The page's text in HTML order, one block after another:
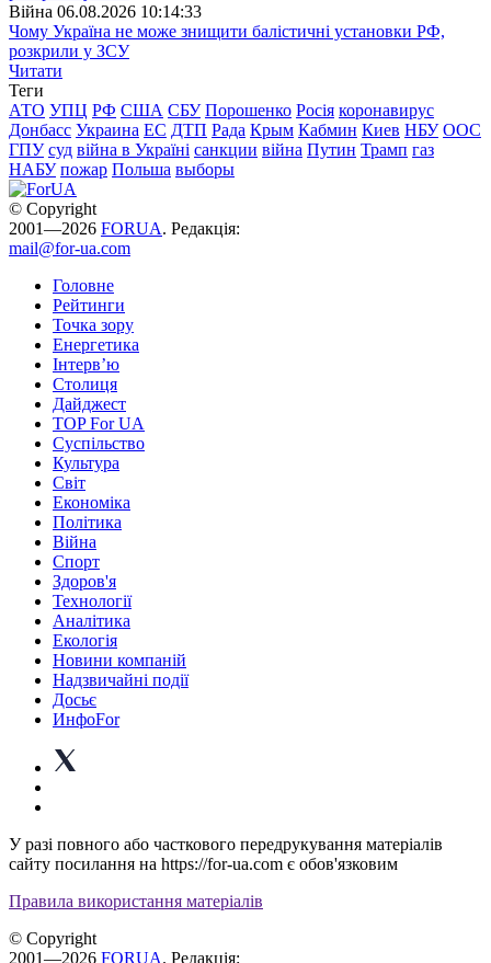
Війна 06.08.2026 10:14:33
Чому Україна не може знищити балістичні установки РФ,
розкрили у ЗСУ
Читати
Теги
АТО УПЦ РФ США СБУ Порошенко Росія коронавирус
Донбасс Украина ЕС ДТП Рада Крым Кабмин Киев НБУ ООС
ГПУ суд війна в Україні санкции війна Путин Трамп газ
НАБУ пожар Польша выборы
© Copyright
2001—2026 FORUA. Редакція:
mail@for-ua.com
Головне
Рейтинги
Точка зору
Енергетика
Інтерв’ю
Столиця
Дайджест
TOP For UA
Суспiльство
Культура
Світ
Економіка
Політика
Війна
Спорт
Здоров'я
Технології
Аналітика
Екологія
Новини компаній
Надзвичайні події
Досьє
ИнфоFor
У разі повного або часткового передрукування матеріалів
сайту посилання на https://for-ua.com є обов'язковим
Правила використання матеріалів
© Copyright
2001—2026 FORUA. Редакція: